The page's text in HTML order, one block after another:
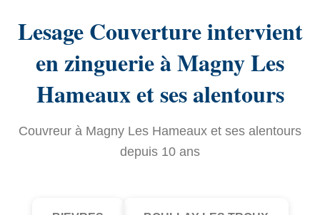
Lesage Couverture intervient
en zinguerie à Magny Les
Hameaux et ses alentours
Couvreur à Magny Les Hameaux et ses alentours
depuis 10 ans